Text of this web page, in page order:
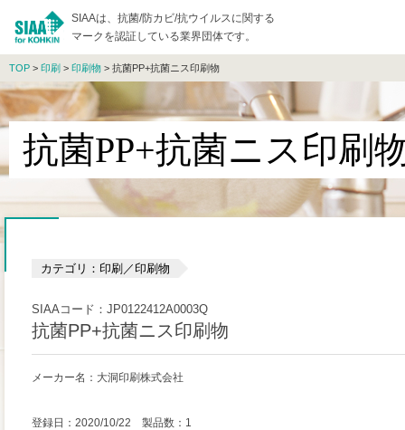
SIAAは、抗菌/防カビ/抗ウイルスに関する
マークを認証している業界団体です。
TOP > 印刷 > 印刷物 > 抗菌PP+抗菌ニス印刷物
抗菌PP+抗菌ニス印刷
カテゴリ：印刷／印刷物
SIAAコード：JP0122412A0003Q
抗菌PP+抗菌ニス印刷物
メーカー名：大洞印刷株式会社
登録日：2020/10/22 製品数：1